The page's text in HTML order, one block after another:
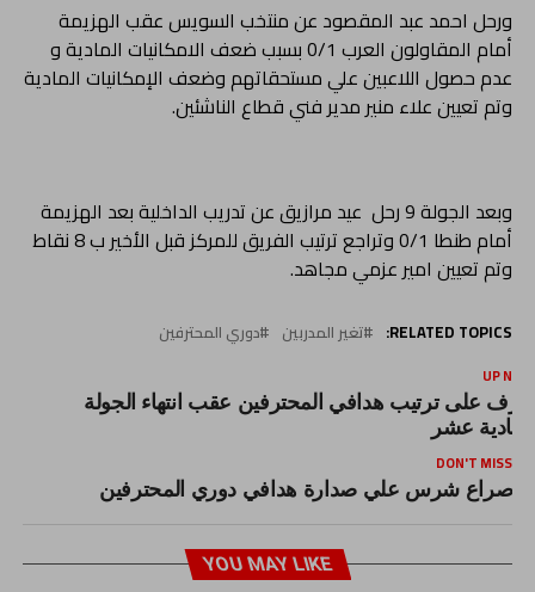
ورحل احمد عبد المقصود عن منتخب السويس عقب الهزيمة
أمام المقاولون العرب 0/1 بسبب ضعف الامكانيات المادية و
عدم حصول اللاعبين علي مستحقاتهم وضعف الإمكانيات المادية
وتم تعيين علاء منير مدير فني قطاع الناشئين.
وبعد الجولة 9 رحل عيد مرازيق عن تدريب الداخلية بعد الهزيمة
أمام طنطا 0/1 وتراجع ترتيب الفريق للمركز قبل الأخير ب 8 نقاط
وتم تعيين امير عزمي مجاهد.
RELATED TOPICS: تغير المدربين دوري المحترفين
UP
على ترتيب هدافي المحترفين عقب انتهاء الجولة
عشر
DON'T MISS
صراع شرس علي صدارة هدافي دوري المحترفين
YOU MAY LIKE